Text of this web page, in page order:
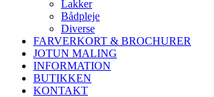
Lakker
Bådpleje
Diverse
FARVERKORT & BROCHURER
JOTUN MALING
INFORMATION
BUTIKKEN
KONTAKT